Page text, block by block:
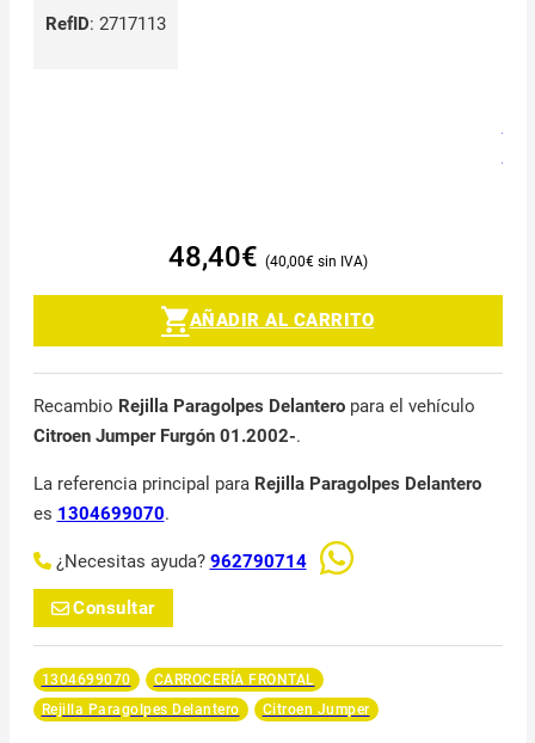
RefID: 2717113
48,40€ 40,00€
AÑADIR AL CARRITO
Recambio Rejilla Paragolpes Delanteropara el vehículo
Citroen Jumper Furgón 01.2002-.
La referencia principal para Rejilla Paragolpes Delantero
es 1304699070.
¿Necesitas ayuda? 962790714
Consultar
1304699070
CARROCERÍA FRONTAL
Rejilla Paragolpes Delantero
Citroen Jumper